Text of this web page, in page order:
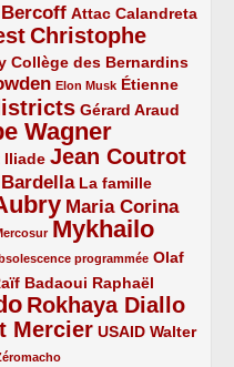
Attac Calandreta
Christophe
Collège des Bernardins
Elon Musk Étienne
Gérard Araud
Wagner
Jean Coutrot
La famille
Maria Corina
Mykhailo
programmée Olaf
Badaoui Raphaël
Rokhaya Diallo
Mercier USAID Walter